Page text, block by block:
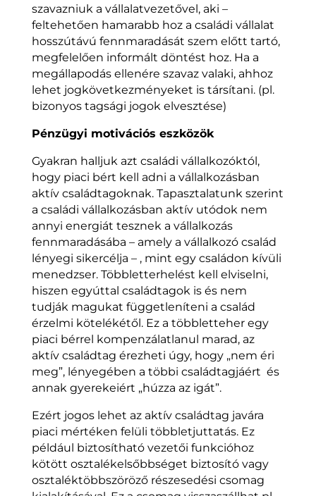
szavazniuk a vállalatvezetővel, aki –
feltehetően hamarabb hoz a családi vállalat
hosszútávú fennmaradását szem előtt tartó,
megfelelően informált döntést hoz. Ha a
megállapodás ellenére szavaz valaki, ahhoz
lehet jogkövetkezményeket is társítani. (pl.
bizonyos tagsági jogok elvesztése)
Pénzügyi motivációs eszközök
Gyakran halljuk azt családi vállalkozóktól,
hogy piaci bért kell adni a vállalkozásban
aktív családtagoknak. Tapasztalatunk szerint
a családi vállalkozásban aktív utódok nem
annyi energiát tesznek a vállalkozás
fennmaradásába – amely a vállalkozó család
lényegi sikercélja – , mint egy családon kívüli
menedzser. Többletterhelést kell elviselni,
hiszen egyúttal családtagok is és nem
tudják magukat függetleníteni a család
érzelmi kötelékétől. Ez a többletteher egy
piaci bérrel kompenzálatlanul marad, az
aktív családtag érezheti úgy, hogy „nem éri
meg”, lényegében a többi családtagjáért és
annak gyerekeiért „húzza az igát”.
Ezért jogos lehet az aktív családtag javára
piaci mértéken felüli többletjuttatás. Ez
például biztosítható vezetői funkcióhoz
kötött osztalékelsőbbséget biztosító vagy
osztaléktöbbszöröző részesedési csomag